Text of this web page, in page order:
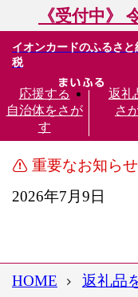
《受付中》
イオンカードのふるさと
税
応援する
自治体をさが
す
返礼
さ
重要なお知らせ
2026年7月9日
HOME 返礼品